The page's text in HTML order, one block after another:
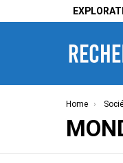
You are here:
Home